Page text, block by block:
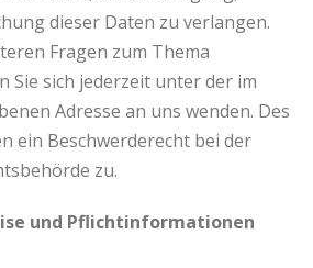
dieser Daten zu verlangen.
Fragen zum Thema
Sie sich jederzeit unter der im
Adresse an uns wenden. Des
ein Beschwerderecht bei der
zu.
und Pflichtinformationen